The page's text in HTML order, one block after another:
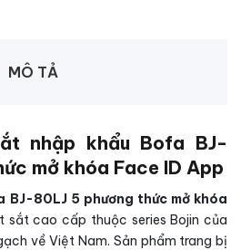
MÔ TẢ
nhập khẩu Bofa BJ-
mở khóa Face ID App
BJ-80LJ 5 phương thức mở khóa
sắt cao cấp thuộc series Bojin của
về Việt Nam. Sản phẩm trang bị